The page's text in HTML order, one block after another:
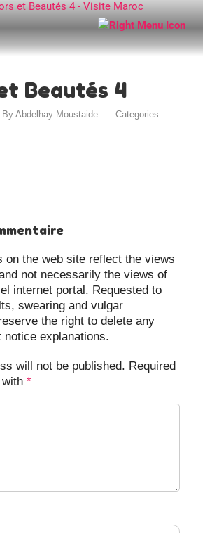
Beautés 4
ByAbdelhay Moustaide
Categories:
on the web site reflect the views
not necessarily the views of
internet portal. Requested to
swearing and vulgar
the right to delete any
notice explanations.
will not be published. Required
with*